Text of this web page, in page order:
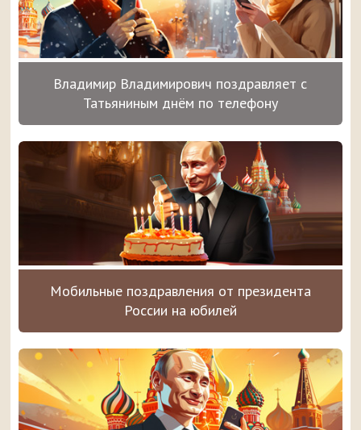
Владимир Владимирович поздравляет с
Татьяниным днём по телефону
Мобильные поздравления от президента
России на юбилей